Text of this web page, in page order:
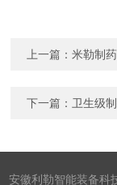
上一篇：米勒制
下一篇： 卫生级
安徽利勒智能装备科